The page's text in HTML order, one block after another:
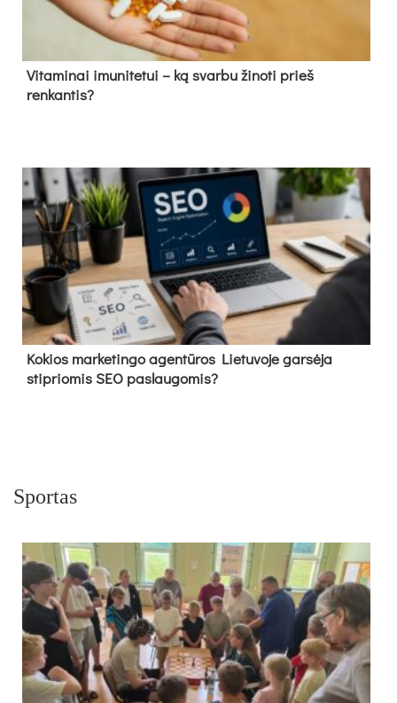
Vitaminai imunitetui – ką svarbu žinoti prieš
renkantis?
Kokios marketingo agentūros Lietuvoje garsėja
stipriomis SEO paslaugomis?
Sportas